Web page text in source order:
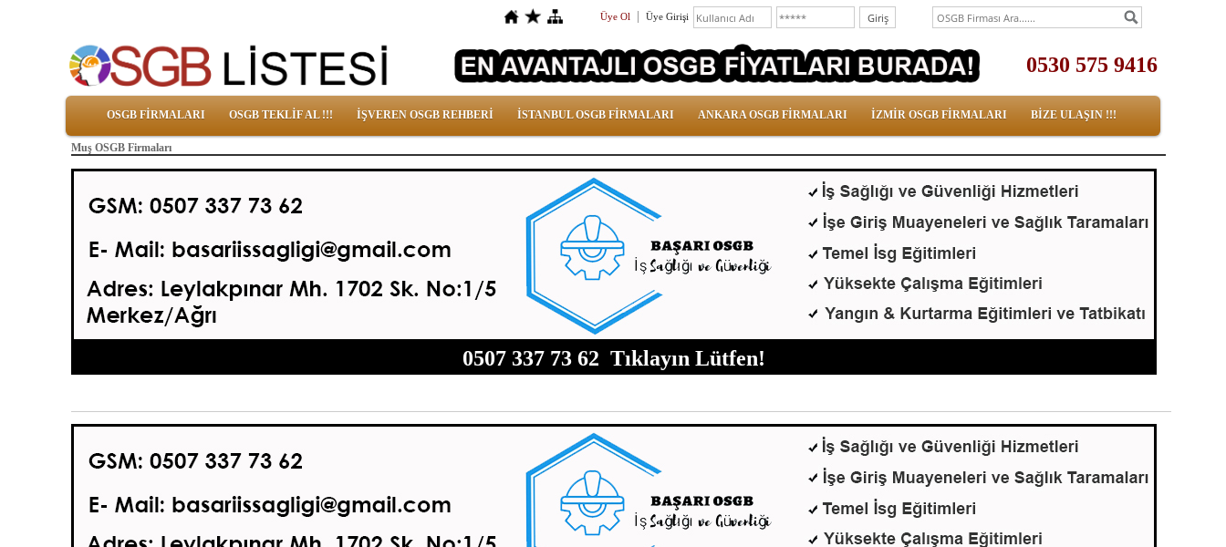
Üye Ol Üye Girişi
0530 575 9416
OSGB FİRMALARI OSGB TEKLİF AL !!! İŞVEREN OSGB REHBERİ İSTANBUL OSGB FİRMALARI ANKARA OSGB FİRMALARI İZMİR OSGB FİRMALARI BİZE ULAŞIN !!!
Muş OSGB Firmaları
0507 337 73 62 Tıklayın Lütfen!